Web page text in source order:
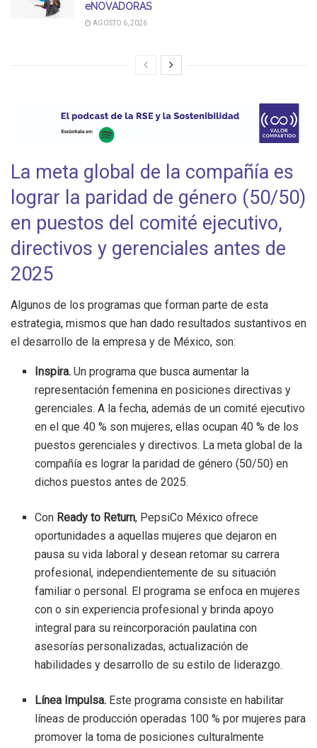
eNOVADORAS
AGOSTO 6, 2026
La meta global de la compañía es
lograr la paridad de género (50/50)
en puestos del comité ejecutivo,
directivos y gerenciales antes de
2025
Algunos de los programas que forman parte de esta
estrategia, mismos que han dado resultados sustantivos en
el desarrollo de la empresa y de México, son:
Inspira. Un programa que busca aumentar la
representación femenina en posiciones directivas y
gerenciales. A la fecha, además de un comité ejecutivo
en el que 40 % son mujeres, ellas ocupan 40 % de los
puestos gerenciales y directivos. La meta global de la
compañía es lograr la paridad de género (50/50) en
dichos puestos antes de 2025.
Con Ready to Return, PepsiCo México ofrece
oportunidades a aquellas mujeres que dejaron en
pausa su vida laboral y desean retomar su carrera
profesional, independientemente de su situación
familiar o personal. El programa se enfoca en mujeres
con o sin experiencia profesional y brinda apoyo
integral para su reincorporación paulatina con
asesorías personalizadas, actualización de
habilidades y desarrollo de su estilo de liderazgo.
Línea Impulsa. Este programa consiste en habilitar
líneas de producción operadas 100 % por mujeres para
promover la toma de posiciones culturalmente